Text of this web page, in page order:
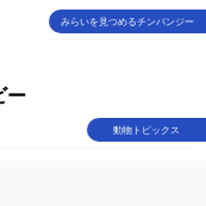
みらいを見つめるチンパンジー
動物トピックス
ー